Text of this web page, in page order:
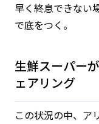
早く終息できない
で底をつく。
生鮮スーパー
ェアリング
この状況の中、ア